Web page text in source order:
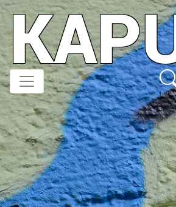
Direkt
zum
Inhalt